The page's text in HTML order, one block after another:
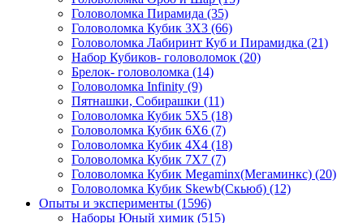
Головоломка Пирамида (35)
Головоломка Кубик 3Х3 (66)
Головоломка Лабиринт Куб и Пирамидка (21)
Набор Кубиков- головоломок (20)
Брелок- головоломка (14)
Головоломка Infinity (9)
Пятнашки, Собирашки (11)
Головоломка Кубик 5Х5 (18)
Головоломка Кубик 6Х6 (7)
Головоломка Кубик 4Х4 (18)
Головоломка Кубик 7Х7 (7)
Головоломка Кубик Megaminx(Мегаминкс) (20)
Головоломка Кубик Skewb(Скьюб) (12)
Опыты и эксперименты (1596)
Наборы Юный химик (515)